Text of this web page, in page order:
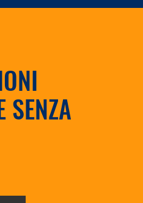
SENZA